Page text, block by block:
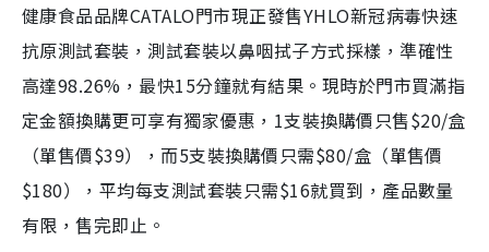
健康食品品牌CATALO門市現正發售YHLO新冠病毒快速
抗原測試套裝，測試套裝以鼻咽拭子方式採樣，準確性
高達98.26%，最快15分鐘就有結果。現時於門市買滿指
定金額換購更可享有獨家優惠，1支裝換購價只售$20/盒
（單售價$39），而5支裝換購價只需$80/盒（單售價
$180），平均每支測試套裝只需$16就買到，產品數量
有限，售完即止。